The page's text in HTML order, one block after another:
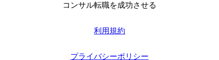
コンサル転職を成功させる
利用規約
プライバシーポリシー